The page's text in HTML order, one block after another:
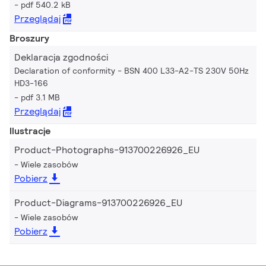
pdf 540.2 kB
Przeglądaj
Broszury
Deklaracja zgodności
Declaration of conformity - BSN 400 L33-A2-TS 230V 50Hz
HD3-166
pdf 3.1 MB
Przeglądaj
Ilustracje
Product-Photographs-913700226926_EU
Wiele zasobów
Pobierz
Product-Diagrams-913700226926_EU
Wiele zasobów
Pobierz